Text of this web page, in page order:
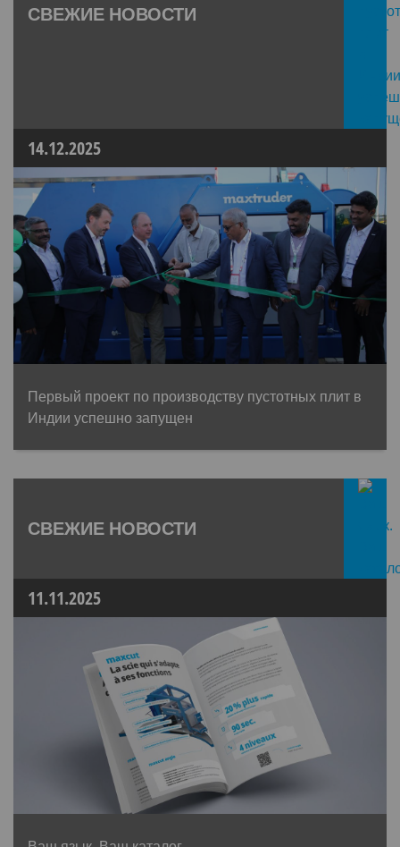
СВЕЖИЕ НОВОСТИ
14.12.2025
Первый проект по производству пустотных плит в
Индии успешно запущен
СВЕЖИЕ НОВОСТИ
11.11.2025